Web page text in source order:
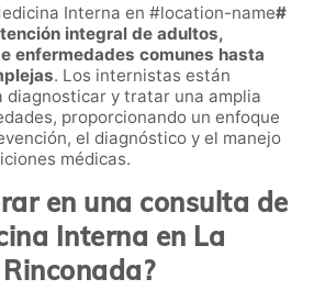
Interna en #location-name#
integral de adultos,
enfermedades comunes hasta
. Los internistas están
diagnosticar y tratar una amplia
proporcionando un enfoque
el diagnóstico y el manejo
médicas.
en una consulta de
Interna en La
Rinconada?